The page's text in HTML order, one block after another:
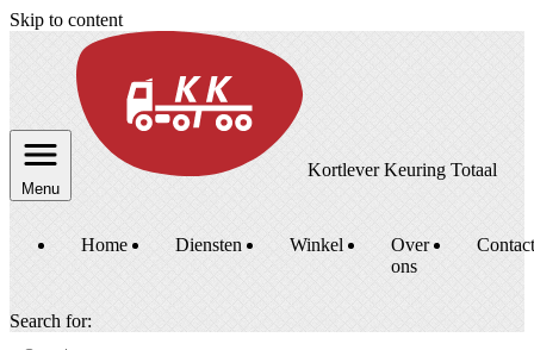
Skip to content
Menu
Kortlever Keuring Totaal
Home Diensten Winkel
Over
ons
Contact
Search for: